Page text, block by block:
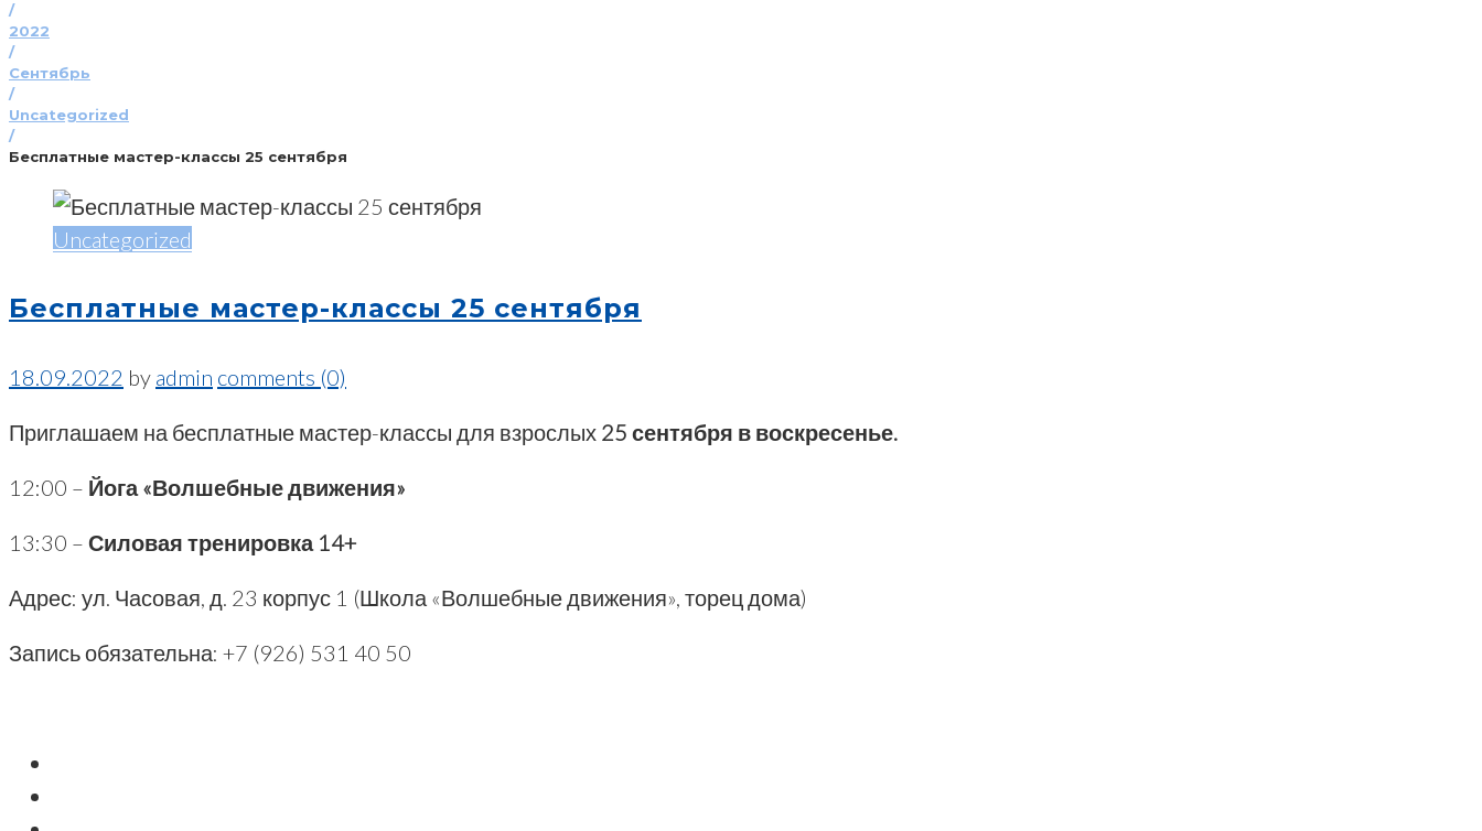
/
2022
/
Сентябрь
/
Uncategorized
/
Бесплатные мастер-классы 25 сентября
Uncategorized
Бесплатные мастер-классы 25 сентября
18.09.2022 by admin comments (0)
Приглашаем на бесплатные мастер-классы для взрослых 25 сентября в воскресенье.
12:00 – Йога «Волшебные движения»
13:30 – Силовая тренировка 14+
Адрес: ул. Часовая, д. 23 корпус 1 (Школа «Волшебные движения», торец дома)
Запись обязательна: +7 (926) 531 40 50